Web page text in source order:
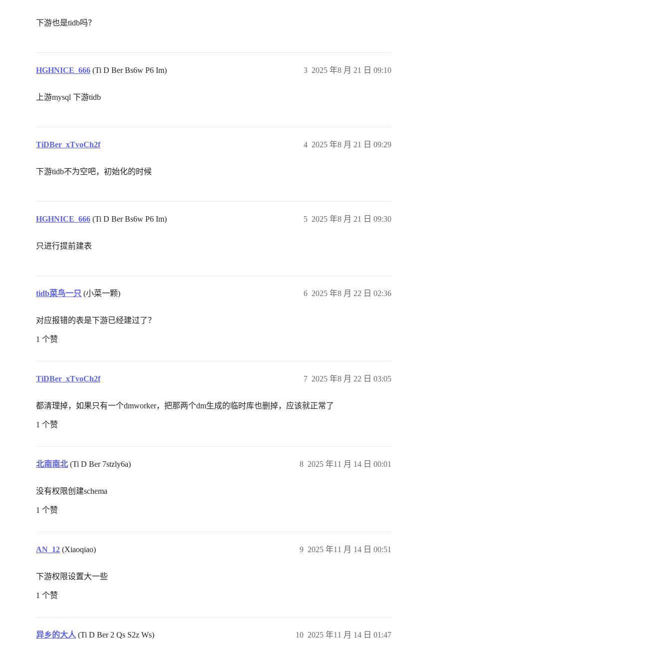
下游也是tidb吗？
HGHNICE_666 (Ti D Ber Bs6w P6 Im) 2025 年8 月 21 日 09:10
3
上游mysql 下游tidb
TiDBer_xTvoCh2f 2025 年8 月 21 日 09:29
4
下游tidb不为空吧，初始化的时候
HGHNICE_666 (Ti D Ber Bs6w P6 Im) 2025 年8 月 21 日 09:30
5
只进行提前建表
tidb菜鸟一只 (小菜一颗) 2025 年8 月 22 日 02:36
6
对应报错的表是下游已经建过了？
1 个赞
TiDBer_xTvoCh2f 2025 年8 月 22 日 03:05
7
都清理掉，如果只有一个dmworker，把那两个dm生成的临时库也删掉，应该就正常了
1 个赞
北南南北(Ti D Ber 7stzly6a) 2025 年11 月 14 日 00:01
8
没有权限创建schema
1 个赞
AN_12 (Xiaoqiao) 2025 年11 月 14 日 00:51
9
下游权限设置大一些
1 个赞
异乡的大人 (Ti D Ber 2 Qs S2z Ws) 2025 年11 月 14 日 01:47
10